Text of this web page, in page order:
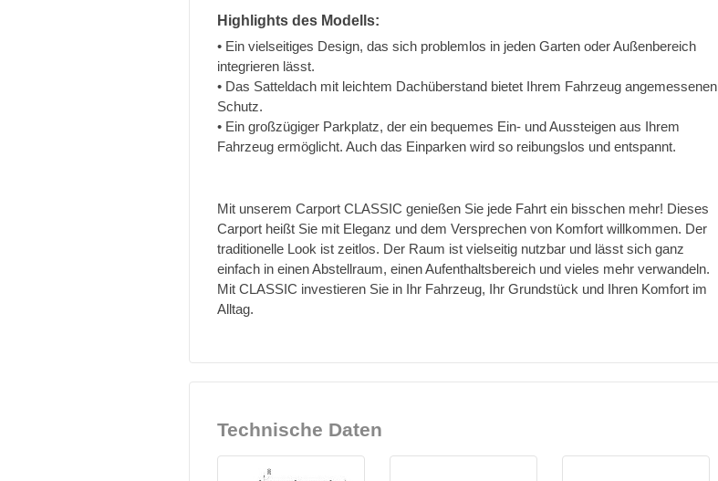
Highlights des Modells:
• Ein vielseitiges Design, das sich problemlos in jeden Garten oder Außenbereich
integrieren lässt.
• Das Satteldach mit leichtem Dachüberstand bietet Ihrem Fahrzeug angemessenen
Schutz.
• Ein großzügiger Parkplatz, der ein bequemes Ein- und Aussteigen aus Ihrem
Fahrzeug ermöglicht. Auch das Einparken wird so reibungslos und entspannt.
Mit unserem Carport CLASSIC genießen Sie jede Fahrt ein bisschen mehr! Dieses
Carport heißt Sie mit Eleganz und dem Versprechen von Komfort willkommen. Der
traditionelle Look ist zeitlos. Der Raum ist vielseitig nutzbar und lässt sich ganz
einfach in einen Abstellraum, einen Aufenthaltsbereich und vieles mehr verwandeln.
Mit CLASSIC investieren Sie in Ihr Fahrzeug, Ihr Grundstück und Ihren Komfort im
Alltag.
Technische Daten